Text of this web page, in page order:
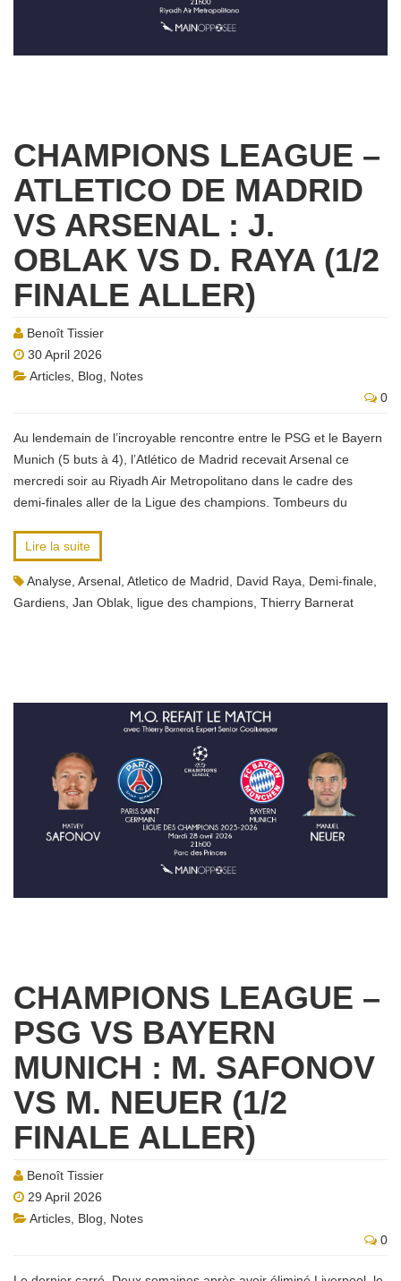
CHAMPIONS LEAGUE –
ATLETICO DE MADRID
VS ARSENAL : J.
OBLAK VS D. RAYA (1/2
FINALE ALLER)
Benoît Tissier
30 April 2026
Articles Blog
Notes
0
Au lendemain de l’incroyable rencontre entre le PSG et le Bayern
Munich (5 buts à 4), l’Atlético de Madrid recevait Arsenal ce
mercredi soir au Riyadh Air Metropolitano dans le cadre des
demi-finales aller de la Ligue des champions. Tombeurs du
Lire la suite
Analyse Arsenal Atletico de Madrid David Raya Demi-finale
Gardiens Jan Oblak ligue des champions Thierry Barnerat
CHAMPIONS LEAGUE –
PSG VS BAYERN
MUNICH : M. SAFONOV
VS M. NEUER (1/2
FINALE ALLER)
Benoît Tissier
29 April 2026
Articles Blog
Notes
0